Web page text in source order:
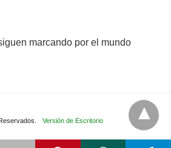
marcando por el mundo
Versión de Escritorio